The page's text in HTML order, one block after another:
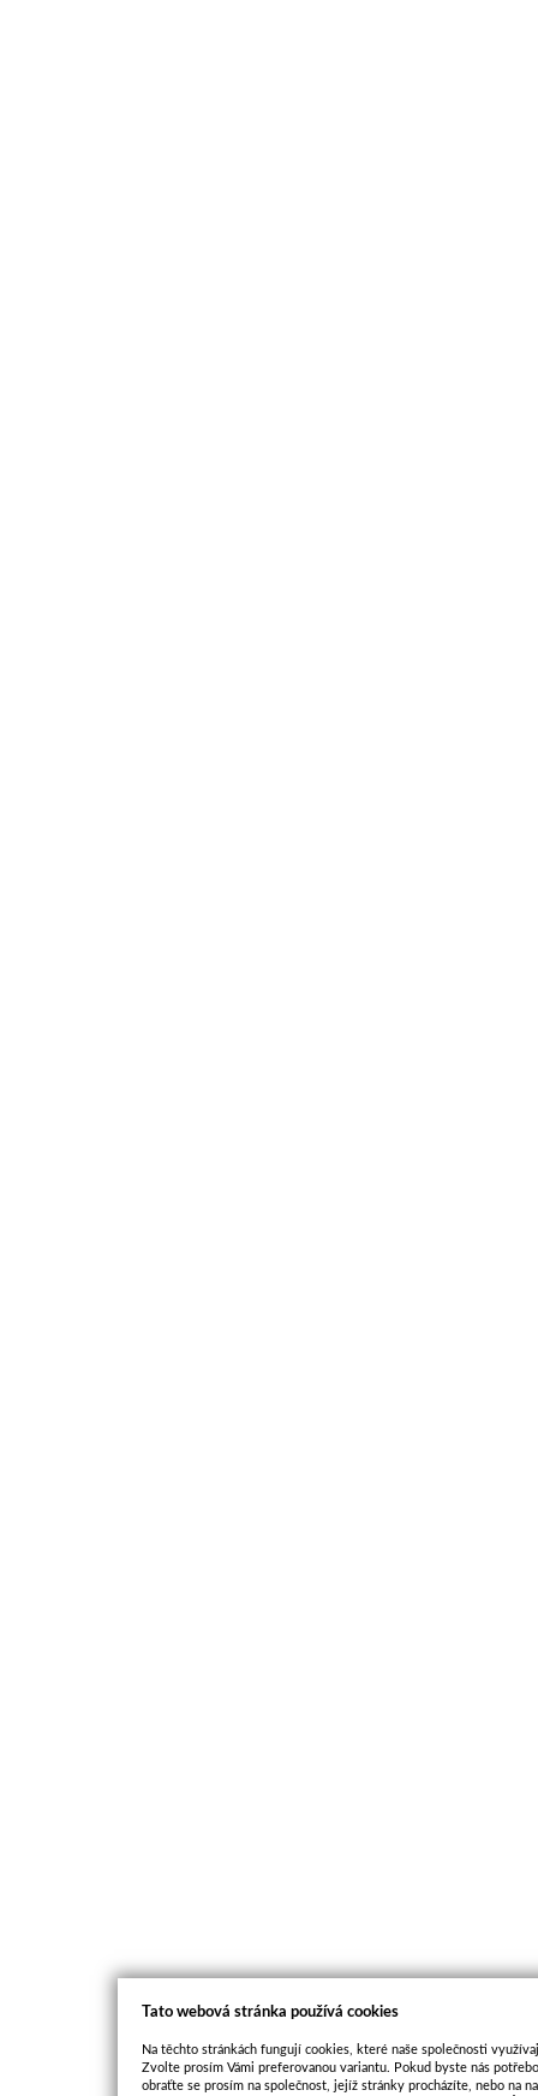
Tato webová stránka používá cookies
Na těchto stránkách fungují cookies, které naše společnosti
Zvolte prosím Vámi preferovanou variantu. Pokud byste nás
obraťte se prosím na společnost, jejíž stránky procházíte, nebo na